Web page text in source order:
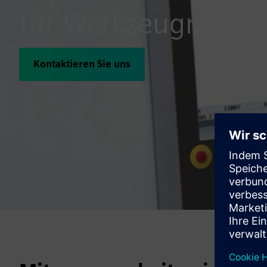
für
Kontaktieren Sie uns